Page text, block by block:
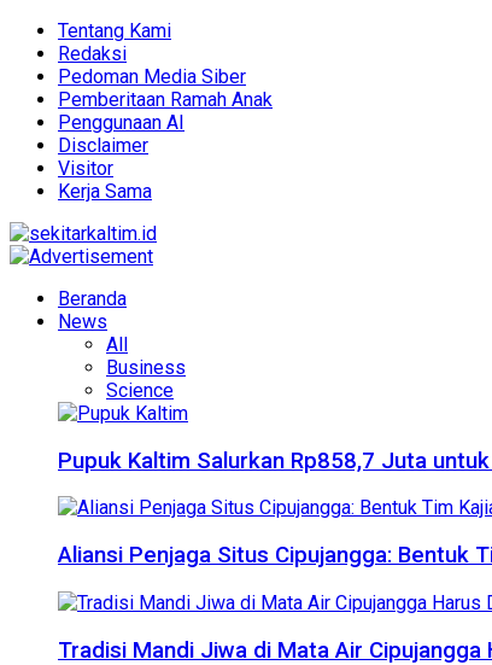
Tentang Kami
Redaksi
Pedoman Media Siber
Pemberitaan Ramah Anak
Penggunaan AI
Disclaimer
Visitor
Kerja Sama
Beranda
News
All
Business
Science
Pupuk Kaltim Salurkan Rp858,7 Juta
Aliansi Penjaga Situs Cipujangga: Bentuk
Tradisi Mandi Jiwa di Mata Air Cipujangga